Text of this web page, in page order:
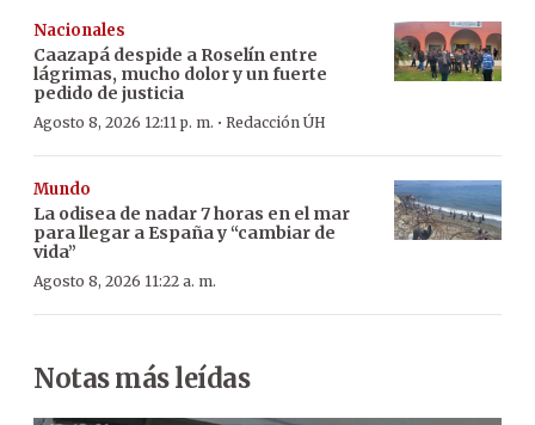
Nacionales
Caazapá despide a Roselín entre
lágrimas, mucho dolor y un fuerte
pedido de justicia
Agosto 8, 2026 12:11 p. m. · Redacción ÚH
Mundo
La odisea de nadar 7 horas en el mar
para llegar a España y “cambiar de
vida”
Agosto 8, 2026 11:22 a. m.
Notas más leídas